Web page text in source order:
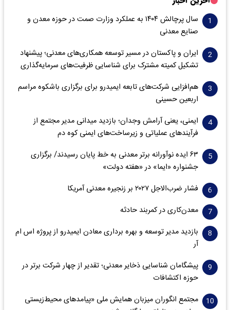
سال پرچالش ۱۴۰۴ به عملکرد وزارت صمت در حوزه معدن و
صنایع معدنی
ایران و پاکستان در مسیر توسعه همکاری‌های معدنی؛ پیشنهاد
تشکیل کمیته مشترک برای شناسایی ظرفیت‌های سرمایه‌گذاری
هم‌افزایی شرکت‌های تابعه ایمیدرو برای برگزاری باشکوه مراسم
اربعین حسینی
ایمنی، یعنی آرامش وجدان؛ بازدید میدانی مدیر مجتمع از
فرآیندهای عملیاتی و زیرساخت‌های ایمنی کوه دم
۶۳ ایده نوآورانه برتر معدنی به خط پایان رسیدند/ برگزاری
جشنواره «ایما» در «هفته دولت»
فشار ضرب‌الاجل ۲۰۲۷ بر زنجیره معدنی آمریکا
معدن‌کاری در کمربند حادثه
بازدید مدیر توسعه و بهره برداری معادن ایمیدرو از پروژه اس ام
آر
پیشگامان شناسایی ذخایر معدنی؛ تقدیر از چهار شرکت برتر در
حوزه اکتشافات‌
مجتمع انگوران میزبان همایش ملی «پیامدهای محیط‌زیستی